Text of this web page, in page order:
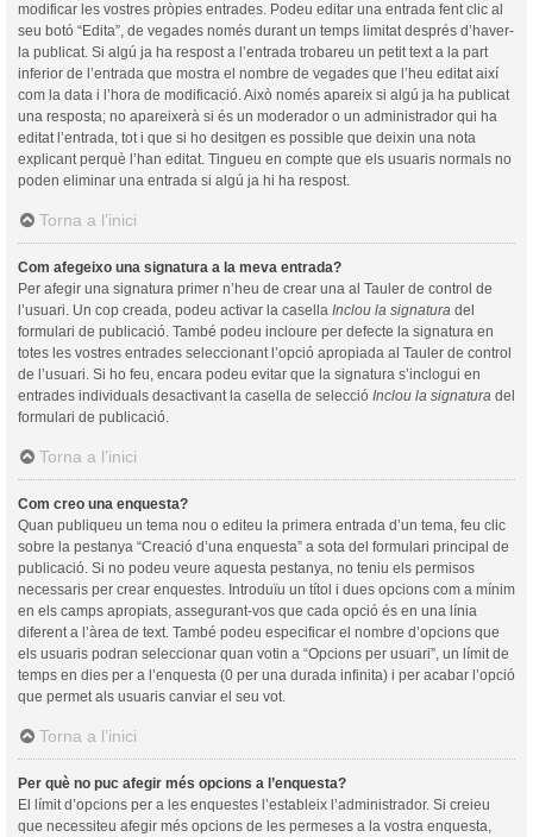
modificar les vostres pròpies entrades. Podeu editar una entrada fent clic al
seu botó “Edita”, de vegades només durant un temps limitat després d’haver-
la publicat. Si algú ja ha respost a l’entrada trobareu un petit text a la part
inferior de l’entrada que mostra el nombre de vegades que l’heu editat així
com la data i l’hora de modificació. Això només apareix si algú ja ha publicat
una resposta; no apareixerà si és un moderador o un administrador qui ha
editat l’entrada, tot i que si ho desitgen es possible que deixin una nota
explicant perquè l’han editat. Tingueu en compte que els usuaris normals no
poden eliminar una entrada si algú ja hi ha respost.
Torna a l’inici
Com afegeixo una signatura a la meva entrada?
Per afegir una signatura primer n’heu de crear una al Tauler de control de
l’usuari. Un cop creada, podeu activar la casella Inclou la signatura del
formulari de publicació. També podeu incloure per defecte la signatura en
totes les vostres entrades seleccionant l’opció apropiada al Tauler de control
de l’usuari. Si ho feu, encara podeu evitar que la signatura s’inclogui en
entrades individuals desactivant la casella de selecció Inclou la signatura del
formulari de publicació.
Torna a l’inici
Com creo una enquesta?
Quan publiqueu un tema nou o editeu la primera entrada d’un tema, feu clic
sobre la pestanya “Creació d’una enquesta” a sota del formulari principal de
publicació. Si no podeu veure aquesta pestanya, no teniu els permisos
necessaris per crear enquestes. Introduïu un títol i dues opcions com a mínim
en els camps apropiats, assegurant-vos que cada opció és en una línia
diferent a l’àrea de text. També podeu especificar el nombre d’opcions que
els usuaris podran seleccionar quan votin a “Opcions per usuari”, un límit de
temps en dies per a l’enquesta (0 per una durada infinita) i per acabar l’opció
que permet als usuaris canviar el seu vot.
Torna a l’inici
Per què no puc afegir més opcions a l’enquesta?
El límit d’opcions per a les enquestes l’estableix l’administrador. Si creieu
que necessiteu afegir més opcions de les permeses a la vostra enquesta,